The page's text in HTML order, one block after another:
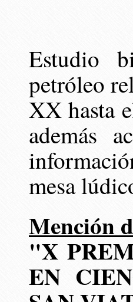
Estudio
petróleo
XX hasta
además
mesa
Mención
"X
EN